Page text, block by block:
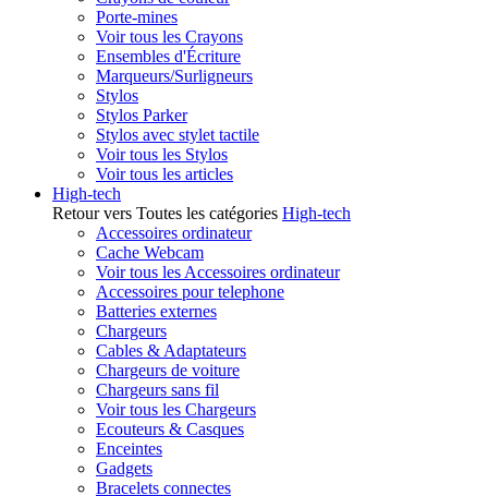
Porte-mines
Voir tous les Crayons
Ensembles d'Écriture
Marqueurs/Surligneurs
Stylos
Stylos Parker
Stylos avec stylet tactile
Voir tous les Stylos
Voir tous les articles
High-tech
Retour vers Toutes les catégories High-tech
Accessoires ordinateur
Cache Webcam
Voir tous les Accessoires ordinateur
Accessoires pour telephone
Batteries externes
Chargeurs
Cables & Adaptateurs
Chargeurs de voiture
Chargeurs sans fil
Voir tous les Chargeurs
Ecouteurs & Casques
Enceintes
Gadgets
Bracelets connectes